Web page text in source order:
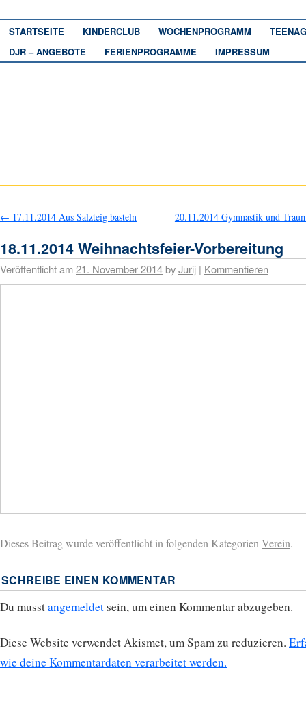
STARTSEITE KINDERCLUB WOCHENPROGRAMM
DJR – ANGEBOTE
FERIENPROGRAMME IMPRESSUM
← 17.11.2014 Aus Salzteig basteln 20.11.2014 Gymnastik und
18.11.2014 Weihnachtsfeier-Vorbereitung
Veröffentlicht am21. November 2014byJurij | Kommentieren
Dieses Beitrag wurde veröffentlicht in folgenden KategorienVerein.
SCHREIBE EINEN KOMMENTAR
Du musstangemeldet sein, um einen Kommentar abzugeben.
Diese Website verwendet Akismet, um Spam zu reduzieren.
wie deine Kommentardaten verarbeitet werden.